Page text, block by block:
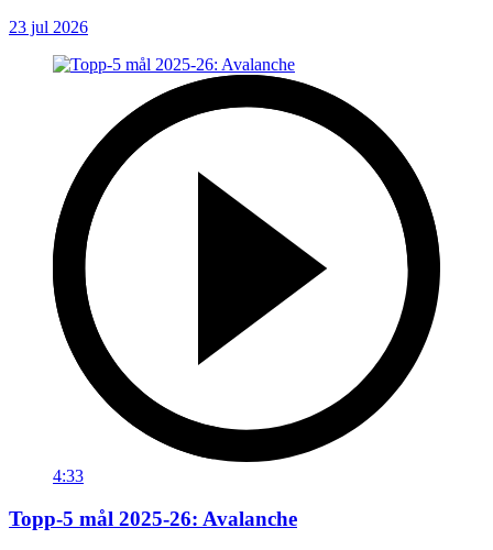
23 jul 2026
4:33
Topp-5 mål 2025-26: Avalanche